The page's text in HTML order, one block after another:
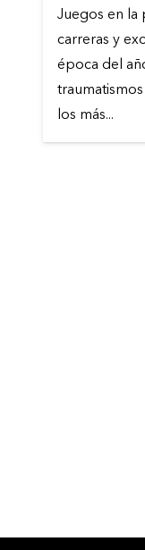
Juegos en la
carreras y
época del
los más...